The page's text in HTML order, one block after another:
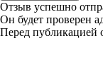
Отзыв успешно
Он будет проверен
Перед публикацией